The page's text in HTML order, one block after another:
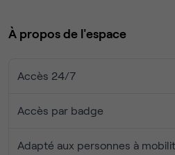
À propos de l'espace
Accès 24/7
Accès par badge
Adapté aux personnes à